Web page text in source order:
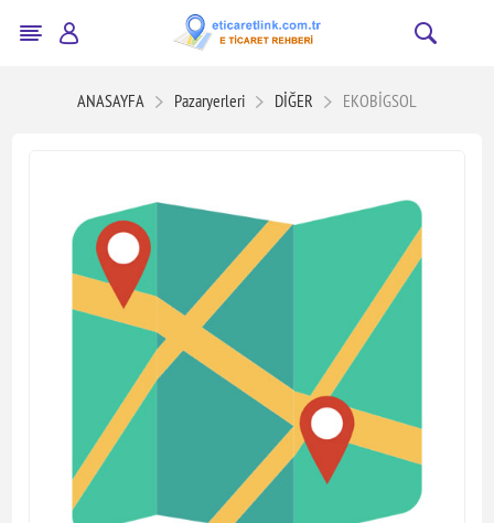
ANASAYFA Pazaryerleri DİĞER EKOBİGSOL